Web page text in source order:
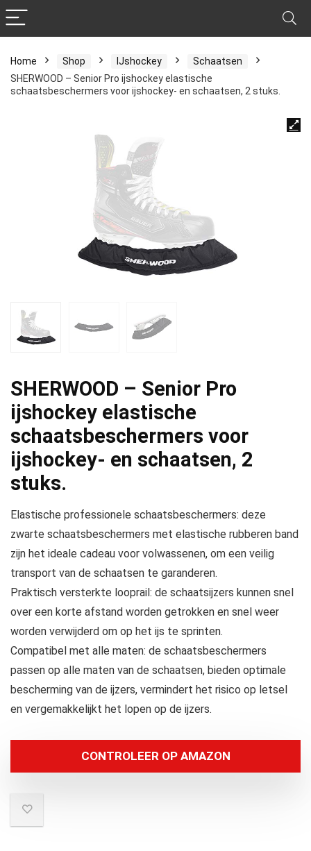
Home Shop IJshockey
Schaatsen
SHERWOOD – Senior Pro ijshockey elastische
schaatsbeschermers voor ijshockey- en schaatsen, 2 stuks.
SHERWOOD – Senior Pro
ijshockey elastische
schaatsbeschermers voor
ijshockey- en schaatsen, 2
stuks.
Elastische professionele schaatsbeschermers: deze
zwarte schaatsbeschermers met elastische rubberen band
zijn het ideale cadeau voor volwassenen, om een veilig
transport van de schaatsen te garanderen.
Praktisch versterkte looprail: de schaatsijzers kunnen snel
over een korte afstand worden getrokken en snel weer
worden verwijderd om op het ijs te sprinten.
Compatibel met alle maten: de schaatsbeschermers
passen op alle maten van de schaatsen, bieden optimale
bescherming van de ijzers, vermindert het risico op letsel
en vergemakkelijkt het lopen op de ijzers.
CONTROLEER OP AMAZON